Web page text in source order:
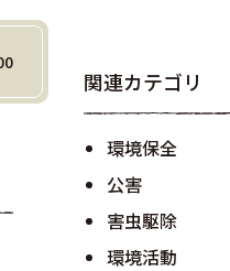
関連カテゴリ
環境保全
公害
害虫駆除
環境活動